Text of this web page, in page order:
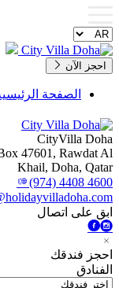
احجز الآن
الصفحة
CityVilla Doha
47601, Rawdat Al
Khail, Doha, Qatar
(974) 4408 4600
ابق على اتصال
احجز فندقك
الفنادق